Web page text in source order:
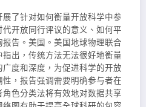
了针对如何衡量开放科学中参
开放同行评议的意义、如何平
告。美国。美国地球物理联合
出，传统方法无法很好地衡量
度和深度，为促进科学的开放
，报告强调需要明确参与者在
色分类法将有效地对数据共享